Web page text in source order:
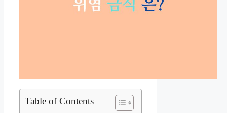
Table of Contents